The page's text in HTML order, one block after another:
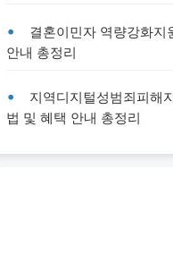
결혼이민자 역량강화지
안내 총정리
지역디지털성범죄피해
법 및 혜택 안내 총정리